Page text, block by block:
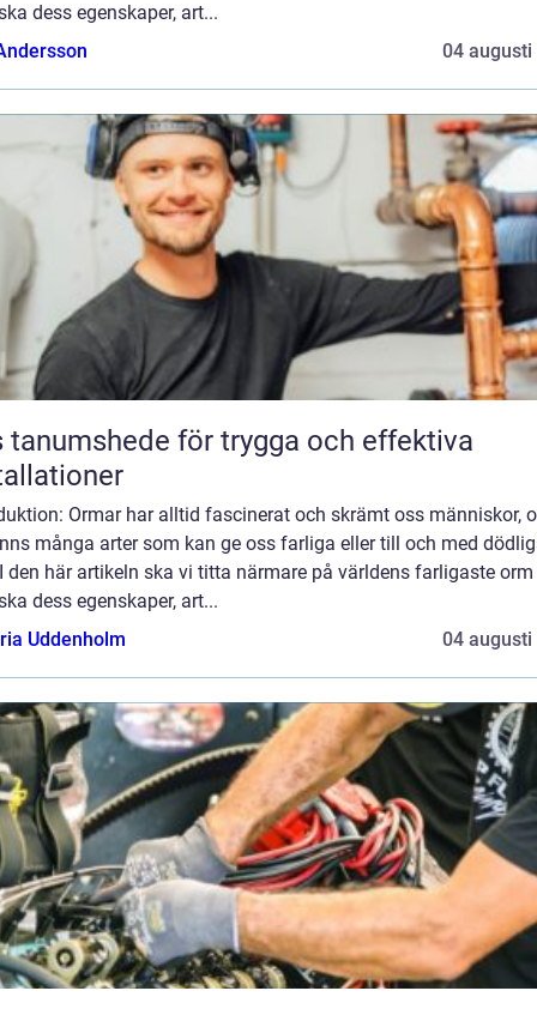
dess egenskaper, art...
04 augusti
tanumshede för trygga och effektiva
Ormar har alltid fascinerat och skrämt oss människor,
många arter som kan ge oss farliga eller till och med
den här artikeln ska vi titta närmare på världens farligaste
dess egenskaper, art...
Uddenholm
04 augusti